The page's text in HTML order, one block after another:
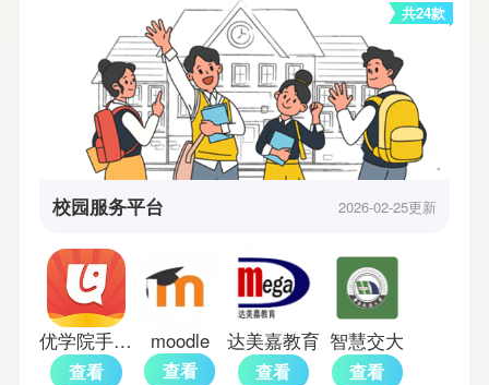
共24款
校园服务平台 2026-02-25更新
优学院手机端
查看
moodle
查看
达美嘉教育
查看
智慧交大
查看